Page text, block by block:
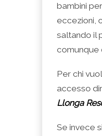
bambini
eccezioni,
saltando il
comunque
Per chi
accesso
Llonga
Se invece